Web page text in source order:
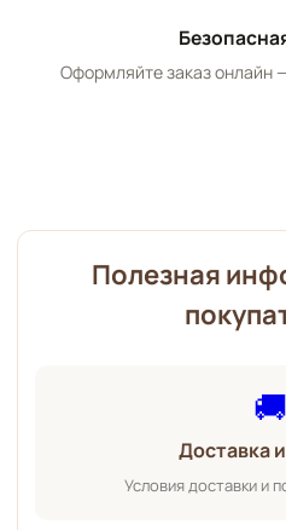
Оформляйте заказ онлайн
Полезная
🚚
Доставка
Условия доставки и